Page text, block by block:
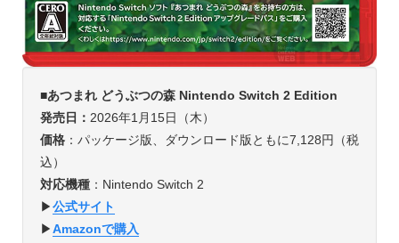
■あつまれ どうぶつの森 Nintendo Switch 2 Edition
発売日： 2026年1月15日（木）
価格：パッケージ版、ダウンロード版ともに7,128円（税
込）
対応機種：Nintendo Switch 2
▶︎公式サイト
▶︎Amazonで購入